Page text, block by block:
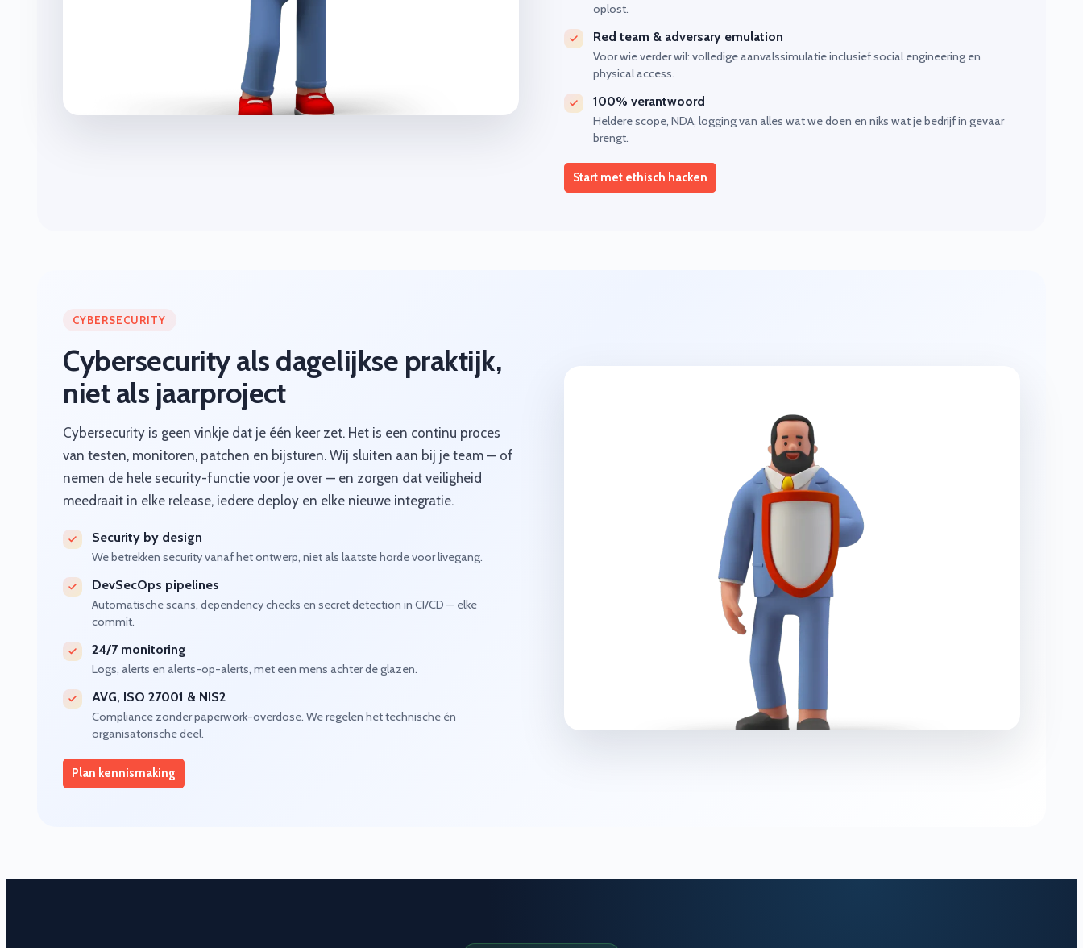
oplost.
Red team & adversary emulation
Voor wie verder wil: volledige aanvalssimulatie inclusief social engineering en
physical access.
100% verantwoord
Heldere scope, NDA, logging van alles wat we doen en niks wat je bedrijf in gevaar
brengt.
Start met ethisch hacken
CYBERSECURITY
Cybersecurity als dagelijkse praktijk,
niet als jaarproject
Cybersecurity is geen vinkje dat je één keer zet. Het is een continu proces
van testen, monitoren, patchen en bijsturen. Wij sluiten aan bij je team — of
nemen de hele security-functie voor je over — en zorgen dat veiligheid
meedraait in elke release, iedere deploy en elke nieuwe integratie.
Security by design
We betrekken security vanaf het ontwerp, niet als laatste horde voor livegang.
DevSecOps pipelines
Automatische scans, dependency checks en secret detection in CI/CD — elke
commit.
24/7 monitoring
Logs, alerts en alerts-op-alerts, met een mens achter de glazen.
AVG, ISO 27001 & NIS2
Compliance zonder paperwork-overdose. We regelen het technische én
organisatorische deel.
Plan kennismaking